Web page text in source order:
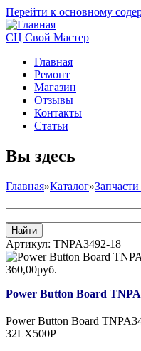
Перейти к основному
СЦ Свой Мастер
Главная
Ремонт
Магазин
Отзывы
Контакты
Статьи
Вы здесь
Главная»Каталог»
Артикул: TNPA3492-18
360,00руб.
Power Button Board
Power Button Board
32LX500P